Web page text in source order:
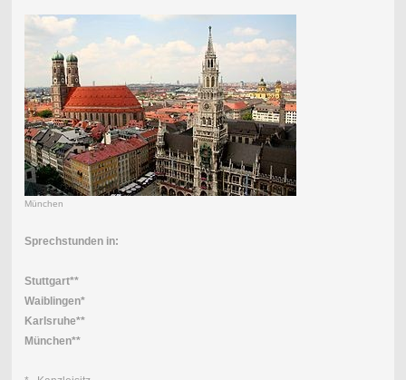
München
Sprechstunden in:
Stuttgart**
Waiblingen*
Karlsruhe**
München**